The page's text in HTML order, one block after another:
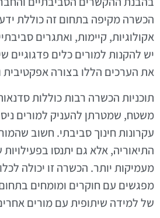
הכשרה מקיפה בתחום זה כוללת
אקולוגיות, קיימות, ואתגרים
יש להקנות למורים כלים פדגוגיים
את הערכים הללו בצורה
תוכניות הכשרה רבות כוללות
משטח, שמטרתן להעניק למורים
עקרונות חינוך סביבתי. חשוב
התיאוריה, אלא גם יתנסו
מעמיקות יותר. הכשרה זו יכולה
מפגשים עם חוקרים ומומחים
של למידה שיתופית עם מורים